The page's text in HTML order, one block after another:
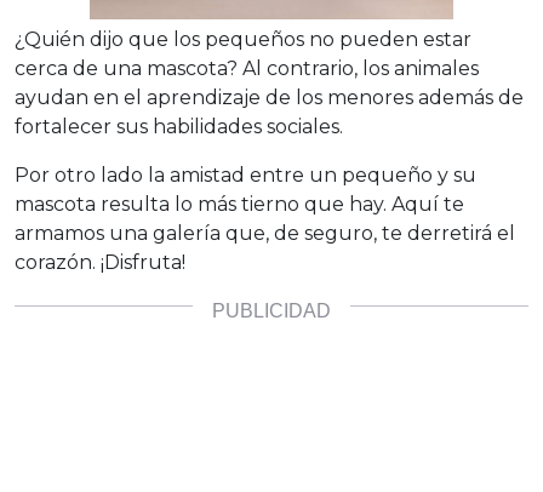
¿Quién dijo que los pequeños no pueden estar
cerca de una mascota? Al contrario, los animales
ayudan en el aprendizaje de los menores además de
fortalecer sus habilidades sociales.
Por otro lado la amistad entre un pequeño y su
mascota resulta lo más tierno que hay. Aquí te
armamos una galería que, de seguro, te derretirá el
corazón. ¡Disfruta!